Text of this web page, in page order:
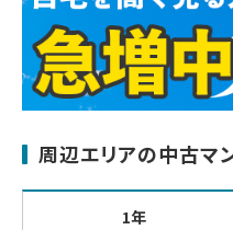
周辺エリアの中古マ
1年